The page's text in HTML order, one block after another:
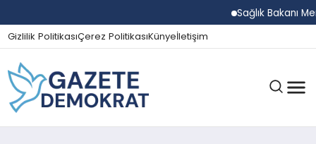
Sağlık Bakanı
Gizlilik PolitikasıÇerez PolitikasıKünyeİletişim